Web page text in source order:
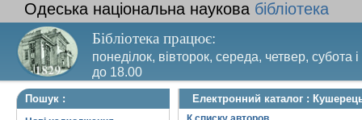
Одеська національна наукова бібліотека
Бібліотека працює:
понеділок, вівторок, середа, четвер, субота
до 18.00
Вихідний день – п’ятниця. Останній четвер
Пошук : Електронний каталог :